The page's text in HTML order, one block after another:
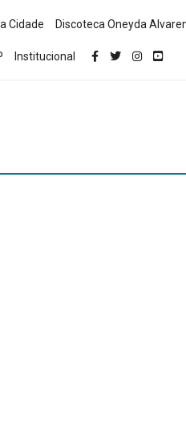
Cidade Discoteca Oneyda
Institucional